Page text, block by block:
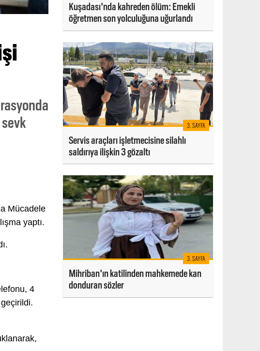
Mücadele
yaptı.
4
Kuşadası'nda kahreden ölüm: Emekli
öğretmen son yolculuğuna uğurlandı
3. SAYFA
Servis araçları işletmecisine silahlı
saldırıya ilişkin 3 gözaltı
3. SAYFA
Mihriban'ın katilinden mahkemede kan
donduran sözler